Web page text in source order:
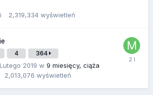
2,319,334 wyświetleń
4 364
2019 w 9 miesięcy, ciąża
2,013,076 wyświetleń